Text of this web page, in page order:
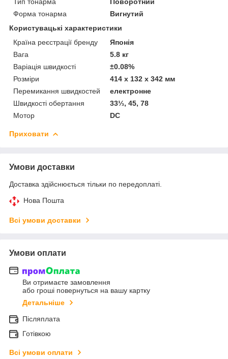
Форма тонарма
Вигнутий
Користувацькi характеристики
Країна реєстрації бренду
Японія
Вага
5.8 кг
Варіація швидкості
±0.08%
Розміри
414 x 132 x 342 мм
Перемикання швидкостей
електронне
Швидкості обертання
33⅓, 45, 78
Мотор
DC
Приховати
Умови доставки
Доставка здійснюється тільки по передоплаті.
Нова Пошта
Всі умови доставки
Умови оплати
Ви отримаєте замовлення
або гроші повернуться на вашу картку
Детальніше
Післяплата
Готівкою
Всі умови оплати